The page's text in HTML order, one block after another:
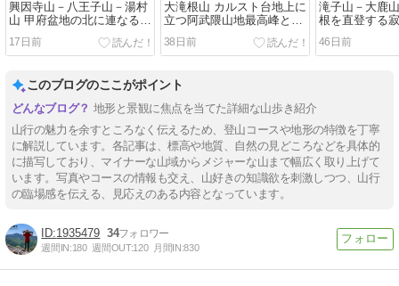
興因寺山－八王子山－湯村
山 甲府盆地の北に連なる甲
府名山を巡る
17日前
大滝根山 カルスト台地上に
立つ阿武隈山地最高峰と入
水鍾乳洞を巡る
38日前
滝子山－大鹿
根を直登する
ルートを行く
46日前
このブログのここがポイント
地形と景観に焦点を当てた詳細な山歩き紹介
山行の魅力を余すところなく伝えるため、登山コースや地形の特徴を丁寧
に解説しています。各記事は、標高や地質、自然の見どころなどを具体的
に描写しており、マイナーな山域からメジャーな山まで幅広く取り上げて
います。写真やコースの情報も交え、山好きの知識欲を刺激しつつ、山行
の臨場感を伝える、見応えのある内容となっています。
1935479 34
週間IN:180 週間OUT:120 月間IN:830